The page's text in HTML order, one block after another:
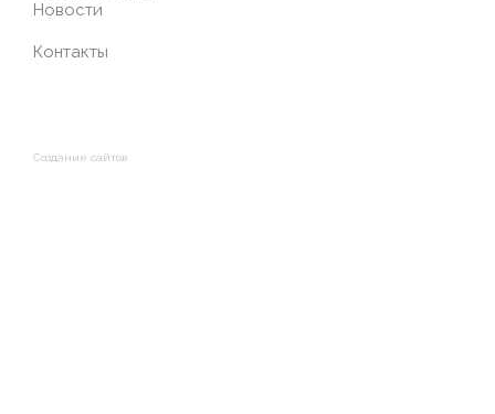
Новости
Контакты
Создание сайтов